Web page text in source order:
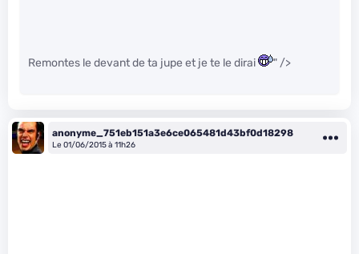
Remontes le devant de ta jupe et je te le dirai " />
anonyme_751eb151a3e6ce065481d43bf0d18298
Le 01/06/2015 à 11h26